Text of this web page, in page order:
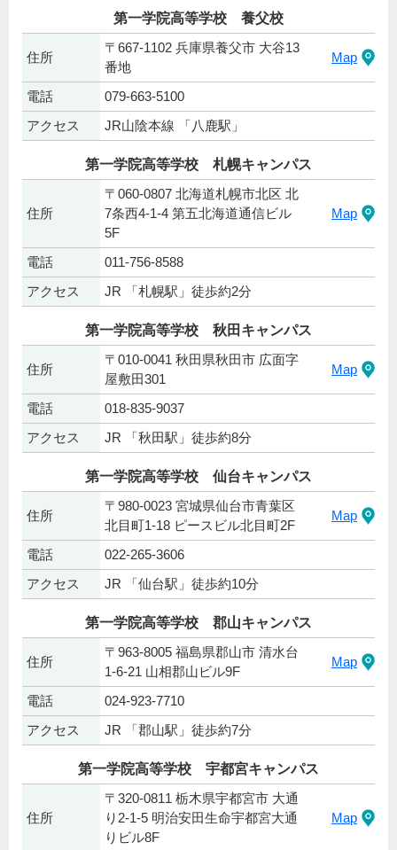
第一学院高等学校 養父校
住所
〒667-1102 兵庫県養父市 大谷13
番地
Map
電話
079-663-5100
アクセス
JR山陰本線 「八鹿駅」
第一学院高等学校 札幌キャンパス
住所
〒060-0807 北海道札幌市北区 北
7条西4-1-4 第五北海道通信ビル
5F
Map
電話
011-756-8588
アクセス
JR 「札幌駅」徒歩約2分
第一学院高等学校 秋田キャンパス
住所
〒010-0041 秋田県秋田市 広面字
屋敷田301
Map
電話
018-835-9037
アクセス
JR 「秋田駅」徒歩約8分
第一学院高等学校 仙台キャンパス
住所
〒980-0023 宮城県仙台市青葉区
北目町1-18 ピースビル北目町2F
Map
電話
022-265-3606
アクセス
JR 「仙台駅」徒歩約10分
第一学院高等学校 郡山キャンパス
住所
〒963-8005 福島県郡山市 清水台
1-6-21 山相郡山ビル9F
Map
電話
024-923-7710
アクセス
JR 「郡山駅」徒歩約7分
第一学院高等学校 宇都宮キャンパス
住所
〒320-0811 栃木県宇都宮市 大通
り2-1-5 明治安田生命宇都宮大通
りビル8F
Map